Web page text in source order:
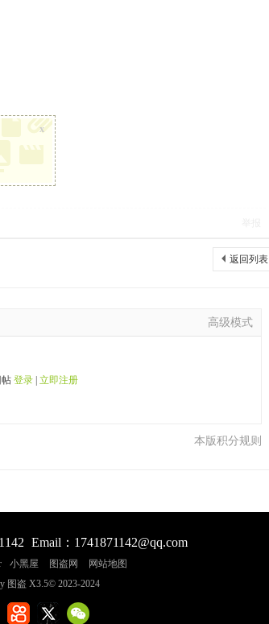
x
返回列表
高级模式
登录| 立即注册
本版积分规则
Email： 1741871142@qq.com
小黑屋 图盗网
网站地图
图盗 X3.5© 2023-2024